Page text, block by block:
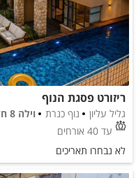
ריזורט פסגת הנוף
גליל עליון נוף כנרת
וילה 8 חדרים
עד 40 אורחים
לא נבחרו תאריכים